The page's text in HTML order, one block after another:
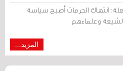
انتهاك الحرمات أصبح سياسة
وعلماءهم
المزيد...